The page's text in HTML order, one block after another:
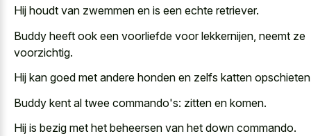
Hij houdt van zwemmen en is een echte retriever.
Buddy heeft ook een voorliefde voor lekkernijen, neemt ze
voorzichtig.
Hij kan goed met andere honden en zelfs katten
Buddy kent al twee commando's: zitten en komen.
Hij is bezig met het beheersen van het down commando.